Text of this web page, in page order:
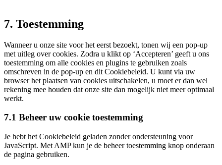
service
diversen
7. Toestemming
Wanneer u onze site voor het eerst bezoekt, tonen wij een pop-up
met uitleg over cookies. Zodra u klikt op ‘Accepteren’ geeft u ons
toestemming om alle cookies en plugins te gebruiken zoals
omschreven in de pop-up en dit Cookiebeleid. U kunt via uw
browser het plaatsen van cookies uitschakelen, u moet er dan wel
rekening mee houden dat onze site dan mogelijk niet meer optimaal
werkt.
7.1 Beheer uw cookie toestemming
Je hebt het Cookiebeleid geladen zonder ondersteuning voor
JavaScript. Met AMP kun je de beheer toestemming knop onderaan
de pagina gebruiken.